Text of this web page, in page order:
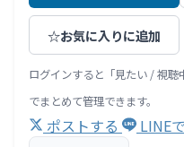
☆お気に入りに追加
ログインすると「見たい / 視
でまとめて管理できます。
ポストする LINE